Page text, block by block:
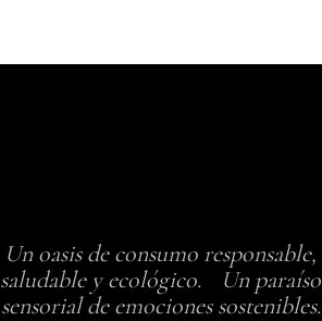
Un oasis de consumo responsable,
saludable y ecológico. Un paraíso
sensorial de emociones sostenibles.